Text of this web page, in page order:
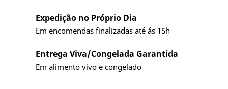
Expedição no Próprio Dia
Em encomendas finalizadas até ás 15h
Entrega Viva/Congelada Garantida
Em alimento vivo e congelado